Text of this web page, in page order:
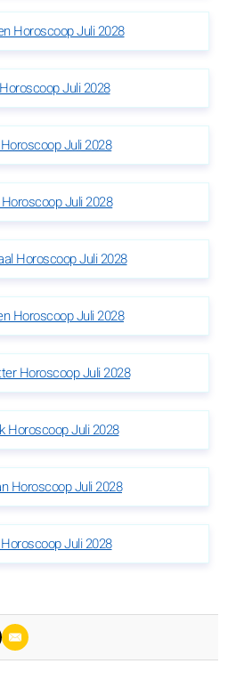
Horoscoop Juli 2028
Juli 2028
Juli 2028
Juli 2028
Horoscoop Juli 2028
Horoscoop Juli 2028
Horoscoop Juli 2028
Horoscoop Juli 2028
Horoscoop Juli 2028
Juli 2028